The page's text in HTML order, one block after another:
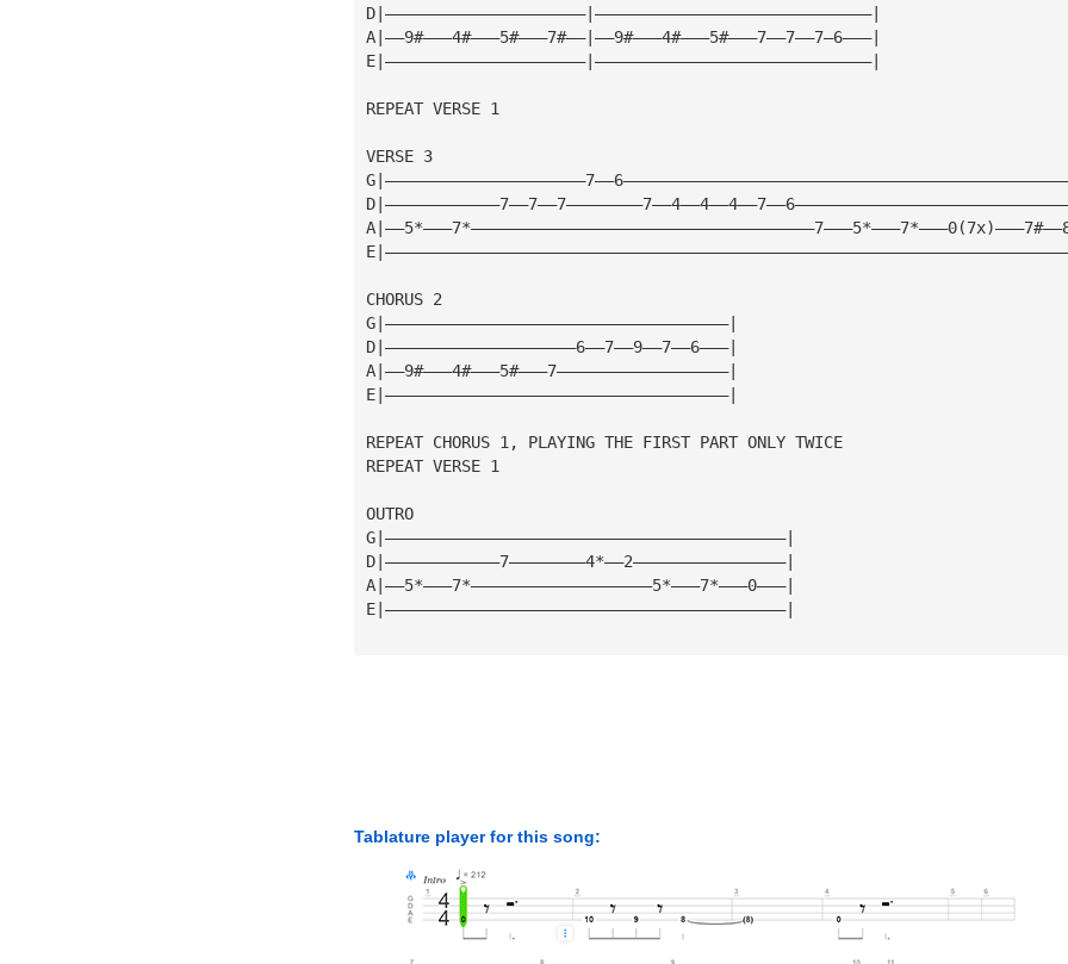
D|—————————————————————|—————————————————————————————|
A|——9#———4#———5#———7#——|——9#———4#———5#———7——7——7—6———|
E|—————————————————————|—————————————————————————————|
REPEAT VERSE 1
VERSE 3
CHORUS 2
G|————————————————————————————————————|
D|————————————————————6——7——9——7——6———|
A|——9#———4#———5#———7——————————————————|
E|————————————————————————————————————|
REPEAT CHORUS 1, PLAYING THE FIRST PART ONLY TWICE
REPEAT VERSE 1
OUTRO
G|——————————————————————————————————————————|
D|————————————7————————4*——2————————————————|
A|——5*———7*———————————————————5*———7*———0———|
E|——————————————————————————————————————————|
Tablature player for this song: